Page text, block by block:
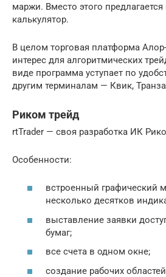
маржи. Вместо этого
калькулятор.
В целом торговая платформа
интерес для алгоритмических
виде программа уступает по
другим терминалам — Квик,
Риком трейд
rtTrader — своя разработка ИК
Особенности:
встроенный графический
несколько десятков
выставление заявки
бумаг;
все счета в одном окне;
создание рабочих